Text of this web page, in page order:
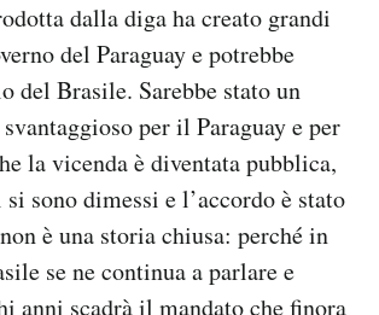
dalla diga ha creato grandi
del Paraguay e potrebbe
del Brasile. Sarebbe stato un
per il Paraguay e per
la vicenda è diventata pubblica,
sono dimessi e l’accordo è stato
è una storia chiusa: perché in
se ne continua a parlare e
anni scadrà il mandato che finora